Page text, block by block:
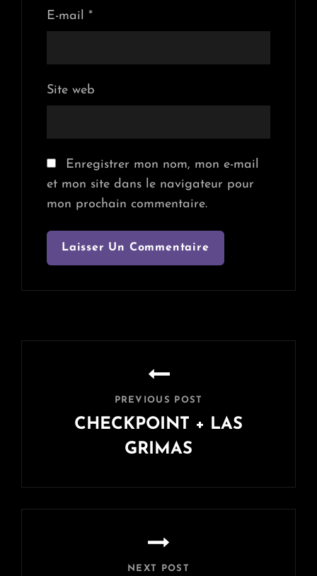
E-mail *
Site web
Enregistrer mon nom, mon e-mail
et mon site dans le navigateur pour
mon prochain commentaire.
PREVIOUS POST
CHECKPOINT + LAS
GRIMAS
Post
NEXT POST